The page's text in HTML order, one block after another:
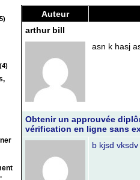
(4)
Auteur
arthur bill
asn k hasj
Obtenir un approuvée
vérification en ligne sans
b kjsd vksdv